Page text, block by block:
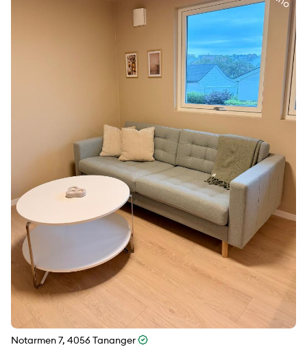
Notarmen 7, 4056 Tananger